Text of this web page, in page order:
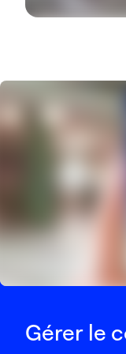
Gérer le